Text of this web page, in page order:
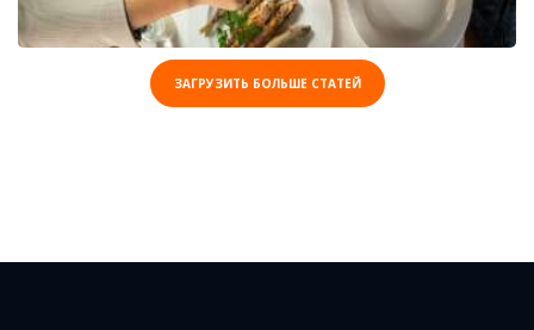
ЗАГРУЗИТЬ БОЛЬШЕ СТАТЕЙ